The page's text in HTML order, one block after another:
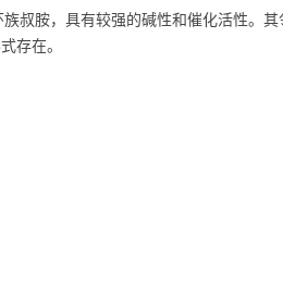
族叔胺，具有较强的碱性和催化活性。
存在。